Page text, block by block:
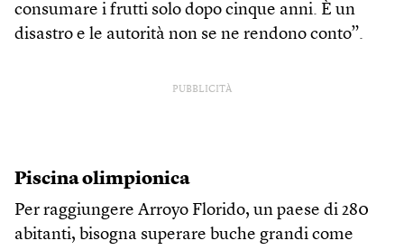
consumare i frutti solo dopo cinque anni. È un
disastro e le autorità non se ne rendono conto”.
PUBBLICITÀ
Piscina olimpionica
Per raggiungere Arroyo Florido, un paese di 280
abitanti, bisogna superare buche grandi come